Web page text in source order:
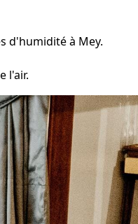
d'humidité à Mey.
l'air.